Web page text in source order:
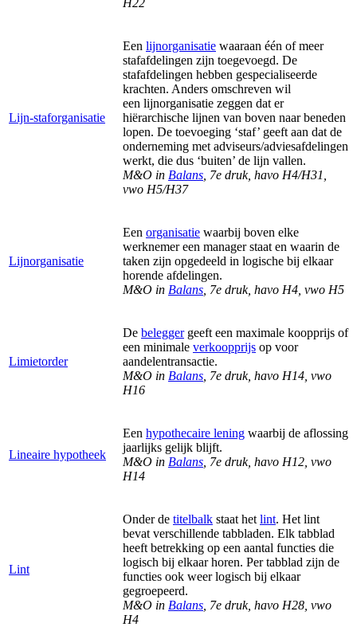
Lijn-staforganisatie
Een lijnorganisatie waaraan één of meer
stafafdelingen zijn toegevoegd. De
stafafdelingen hebben gespecialiseerde
krachten. Anders omschreven wil
een lijnorganisatie zeggen dat er
hiërarchische lijnen van boven naar beneden
lopen. De toevoeging ‘staf’ geeft aan dat de
onderneming met adviseurs/adviesafdelingen
werkt, die dus ‘buiten’ de lijn vallen.
M&O in Balans , 7e druk, havo H4/H31,
vwo H5/H37
Lijnorganisatie
Een organisatie waarbij boven elke
werknemer een manager staat en waarin de
taken zijn opgedeeld in logische bij elkaar
horende afdelingen.
M&O in Balans , 7e druk, havo H4, vwo H5
Limietorder
De beleggergeeft een maximale koopprijs of
een minimale verkoopprijs op voor
aandelentransactie.
M&O in Balans , 7e druk, havo H14, vwo
H16
Lineaire hypotheek
Een hypothecaire lening waarbij de aflossing
jaarlijks gelijk blijft.
M&O in Balans , 7e druk, havo H12, vwo
H14
Lint
Onder de titelbalk staat het lint. Het lint
bevat verschillende tabbladen. Elk tabblad
heeft betrekking op een aantal functies die
logisch bij elkaar horen. Per tabblad zijn de
functies ook weer logisch bij elkaar
gegroepeerd.
M&O in Balans , 7e druk, havo H28, vwo
H4